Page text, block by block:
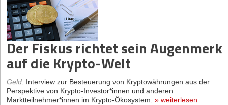
Der Fiskus richtet sein Augenmerk
auf die Krypto-Welt
Geld: Interview zur Besteuerung von Kryptowährungen aus der
Perspektive von Krypto-Investor*innen und anderen
Marktteilnehmer*innen im Krypto-Ökosystem. » weiterlesen